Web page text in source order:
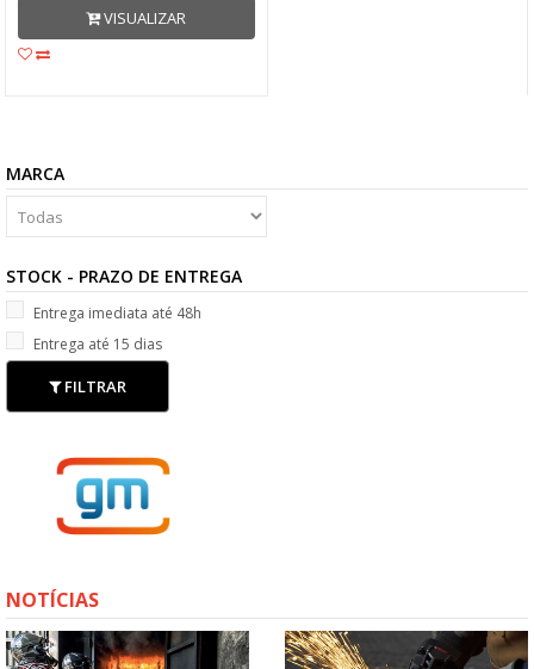
VISUALIZAR
MARCA
STOCK - PRAZO DE ENTREGA
Entrega imediata até 48h
Entrega até 15 dias
FILTRAR
NOTÍCIAS